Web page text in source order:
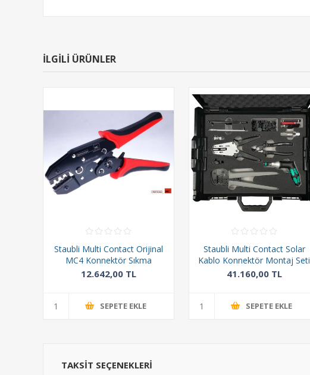
İLGILI ÜRÜNLER
Staubli Multi Contact Orijinal
MC4 Konnektör Sıkma
Pensesi - PV-CZM-BS
12.642,00 TL
SEPETE EKLE
Staubli Multi Contact Solar
Kablo Konnektör Montaj Seti
41.160,00 TL
SEPETE EKLE
TAKSIT SEÇENEKLERI